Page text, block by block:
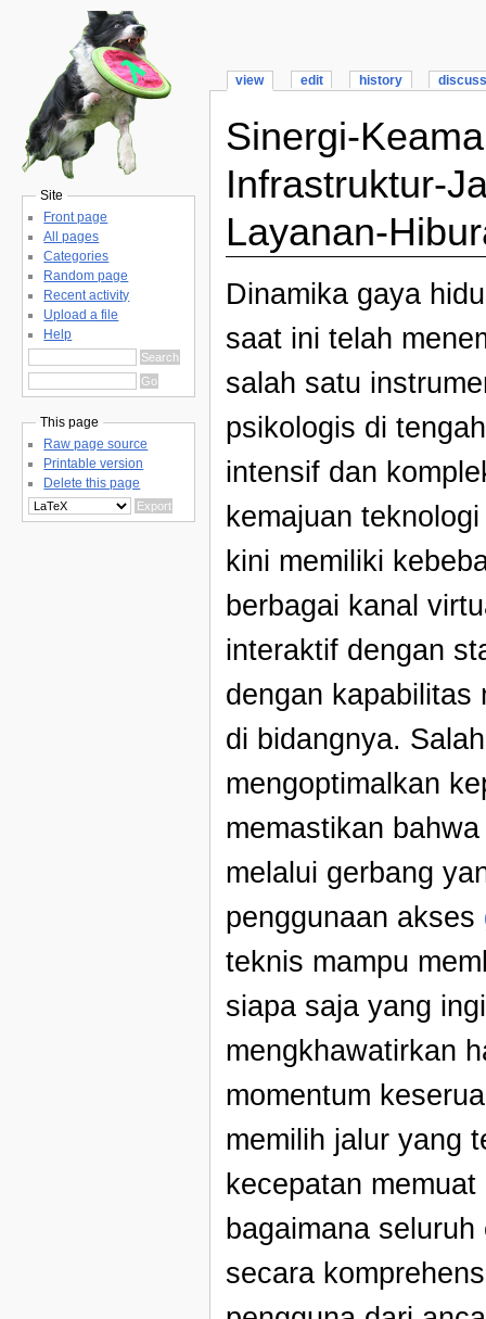
view edit history discuss
Sinergi-
Infrastruktur-
Layanan-
Dinamika gaya
saat ini telah
salah satu
psikologis di
intensif dan
kemajuan
kini memiliki
berbagai kanal
interaktif dengan
dengan kapabilitas
di bidangnya.
mengoptimalkan
memastikan
melalui gerbang
penggunaan akses
teknis mampu
siapa saja yang
mengkhawatirkan
momentum
memilih jalur yang
kecepatan
bagaimana
secara
Site
Front page
All pages
Categories
Random page
Recent activity
Upload a file
Help
This page
Raw page source
Printable version
Delete this page